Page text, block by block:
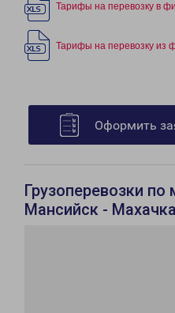
Тарифы на перевозку в
Тарифы на перевозку из
Оформить
Грузоперевозки
Мансийск -